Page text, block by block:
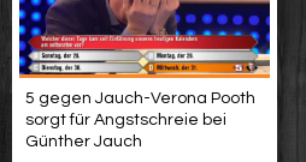
5 gegen Jauch-Verona Pooth
sorgt für Angstschreie bei
Günther Jauch